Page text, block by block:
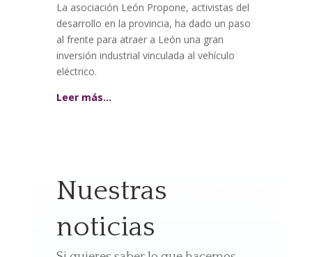
La asociación León Propone, activistas del
desarrollo en la provincia, ha dado un paso
al frente para atraer a León una gran
inversión industrial vinculada al vehículo
eléctrico.
Leer más…
Nuestras
noticias